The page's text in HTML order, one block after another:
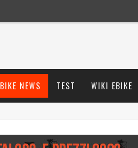
BIKE NEWS TEST WIKI EBIKE